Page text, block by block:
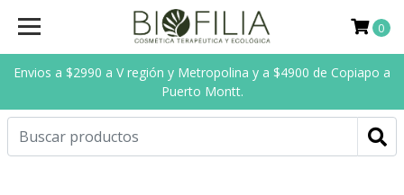
Envios a $2990 a V región y Metropolina y a $4900 de Copiapo a
Puerto Montt.
0